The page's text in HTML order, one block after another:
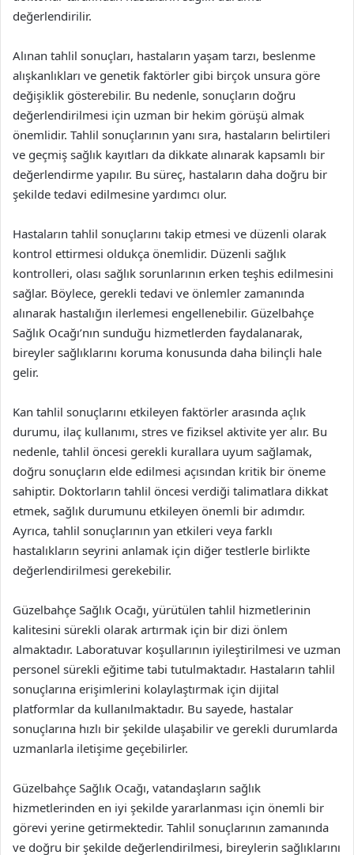
değerlendirilir.
Alınan tahlil sonuçları, hastaların yaşam tarzı, beslenme
alışkanlıkları ve genetik faktörler gibi birçok unsura göre
değişiklik gösterebilir. Bu nedenle, sonuçların doğru
değerlendirilmesi için uzman bir hekim görüşü almak
önemlidir. Tahlil sonuçlarının yanı sıra, hastaların belirtileri
ve geçmiş sağlık kayıtları da dikkate alınarak kapsamlı bir
değerlendirme yapılır. Bu süreç, hastaların daha doğru bir
şekilde tedavi edilmesine yardımcı olur.
Hastaların tahlil sonuçlarını takip etmesi ve düzenli olarak
kontrol ettirmesi oldukça önemlidir. Düzenli sağlık
kontrolleri, olası sağlık sorunlarının erken teşhis edilmesini
sağlar. Böylece, gerekli tedavi ve önlemler zamanında
alınarak hastalığın ilerlemesi engellenebilir. Güzelbahçe
Sağlık Ocağı’nın sunduğu hizmetlerden faydalanarak,
bireyler sağlıklarını koruma konusunda daha bilinçli hale
gelir.
Kan tahlil sonuçlarını etkileyen faktörler arasında açlık
durumu, ilaç kullanımı, stres ve fiziksel aktivite yer alır. Bu
nedenle, tahlil öncesi gerekli kurallara uyum sağlamak,
doğru sonuçların elde edilmesi açısından kritik bir öneme
sahiptir. Doktorların tahlil öncesi verdiği talimatlara dikkat
etmek, sağlık durumunu etkileyen önemli bir adımdır.
Ayrıca, tahlil sonuçlarının yan etkileri veya farklı
hastalıkların seyrini anlamak için diğer testlerle birlikte
değerlendirilmesi gerekebilir.
Güzelbahçe Sağlık Ocağı, yürütülen tahlil hizmetlerinin
kalitesini sürekli olarak artırmak için bir dizi önlem
almaktadır. Laboratuvar koşullarının iyileştirilmesi ve uzman
personel sürekli eğitime tabi tutulmaktadır. Hastaların tahlil
sonuçlarına erişimlerini kolaylaştırmak için dijital
platformlar da kullanılmaktadır. Bu sayede, hastalar
sonuçlarına hızlı bir şekilde ulaşabilir ve gerekli durumlarda
uzmanlarla iletişime geçebilirler.
Güzelbahçe Sağlık Ocağı, vatandaşların sağlık
hizmetlerinden en iyi şekilde yararlanması için önemli bir
görevi yerine getirmektedir. Tahlil sonuçlarının zamanında
ve doğru bir şekilde değerlendirilmesi, bireylerin sağlıklarını